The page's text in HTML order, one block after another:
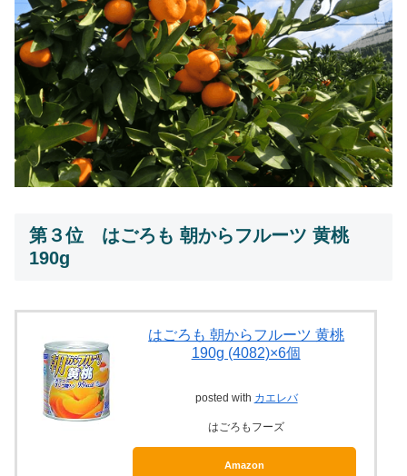
第３位 はごろも 朝からフルーツ 黄桃
190g
はごろも 朝からフルーツ 黄桃
190g (4082)×6個
posted with カエレバ
はごろもフーズ
Amazon